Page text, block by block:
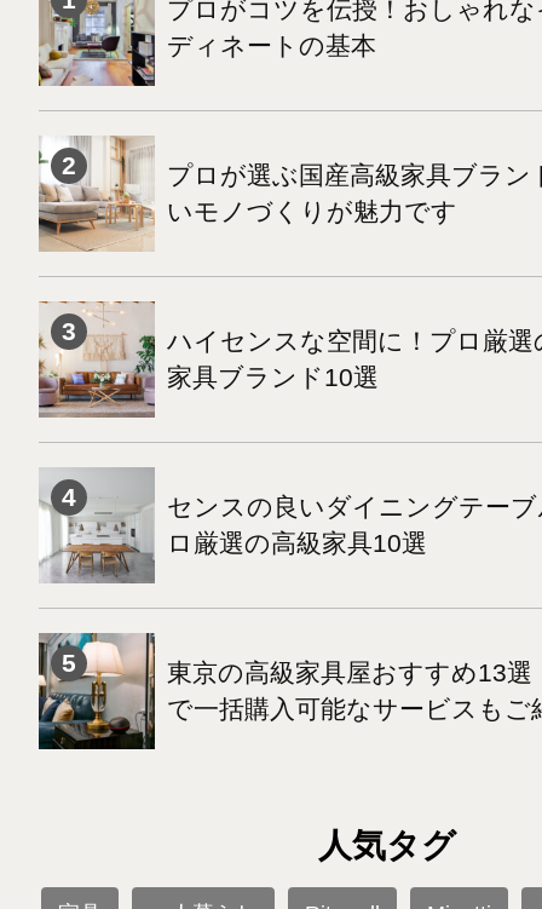
プロがコツを伝授！おしゃれ
ディネートの基本
プロが選ぶ国産高級家具ブラン
いモノづくりが魅力です
ハイセンスな空間に！プロ厳
家具ブランド10選
センスの良いダイニングテー
ロ厳選の高級家具10選
東京の高級家具屋おすすめ13
で一括購入可能なサービスもご
人気タグ